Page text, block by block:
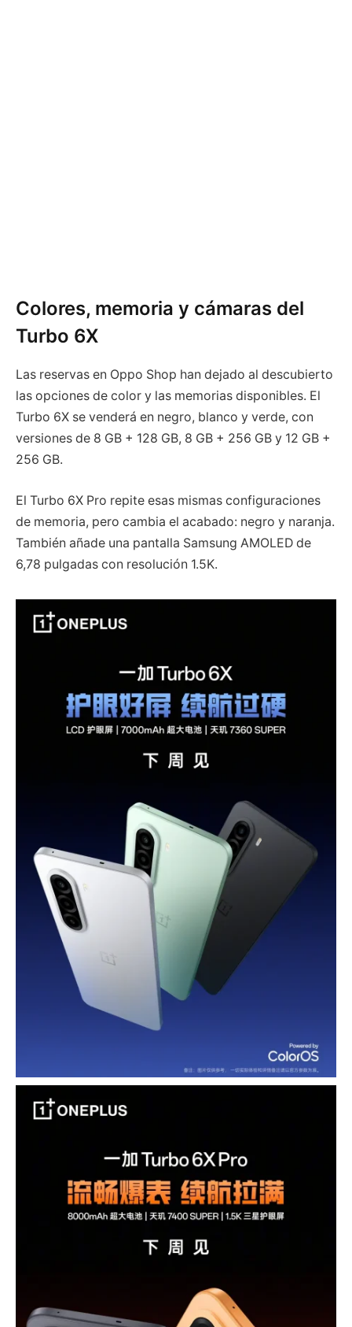
Colores, memoria y cámaras del
Turbo 6X
Las reservas en Oppo Shop han dejado al descubierto
las opciones de color y las memorias disponibles. El
Turbo 6X se venderá en negro, blanco y verde, con
versiones de 8 GB + 128 GB, 8 GB + 256 GB y 12 GB +
256 GB.
El Turbo 6X Pro repite esas mismas configuraciones
de memoria, pero cambia el acabado: negro y naranja.
También añade una pantalla Samsung AMOLED de
6,78 pulgadas con resolución 1.5K.